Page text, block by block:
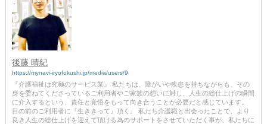
後藤 晴紀
https://mynavi-iryofukushi.jp/media/users/9
『介護福祉は究極のサービス業』 私たちは、障がいや疾患を持ちながらも、その
身を委ねてくださっているご利用者やご家族の想いに対し、人生の総仕上げの瞬間
に介入するという、責任と覚悟をもって向き合うことが必要だと感じています。
目の前のご利用者に『生ききって』頂く。 私たち介護職と出会ったことで、より
良き人生の総仕上げを迎えて頂ける為のサポートをさせていただく事が、私たちに